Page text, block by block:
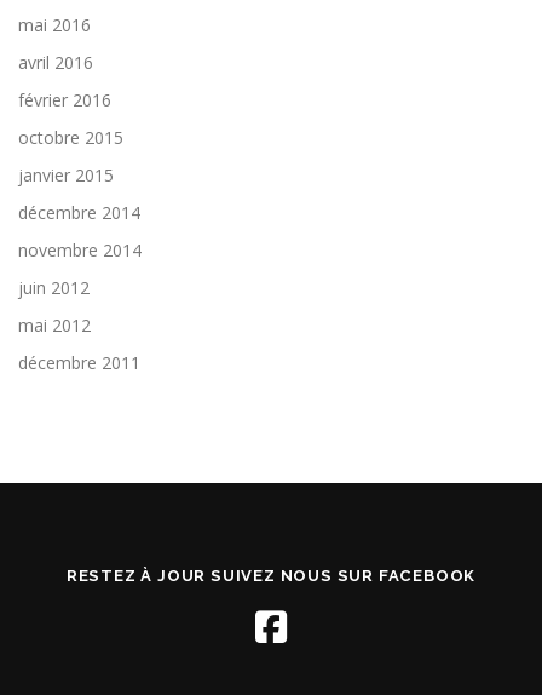
mai 2016
avril 2016
février 2016
octobre 2015
janvier 2015
décembre 2014
novembre 2014
juin 2012
mai 2012
décembre 2011
RESTEZ À JOUR SUIVEZ NOUS SUR FACEBOOK